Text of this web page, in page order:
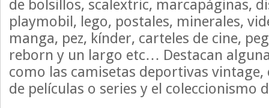
de bolsillos, scalextric, marcapáginas,
playmobil, lego, postales, minerales,
manga, pez, kínder, carteles de cine,
reborn y un largo etc… Destacan
como las camisetas deportivas vintage,
de películas o series y el coleccionismo